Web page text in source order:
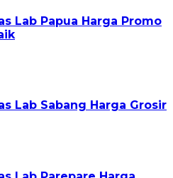
Lab Papua Harga Promo
Lab Sabang Harga Grosir